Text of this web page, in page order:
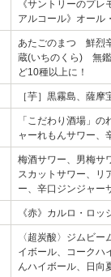
《サントリーのプ
アルコール》オール
あたごのまつ 鮮烈
蔵(いちのくら) 無
ど10種以上に！
［芋］黒霧島、薩
「こだわり酒場」
ャーれもんサワー、
梅酒サワー、男梅サ
スカットサワー、リ
ー、辛口ジンジャー
《赤》カルロ・ロ
〈超炭酸〉ジムビ
イボール、コークハ
んハイボール、日向